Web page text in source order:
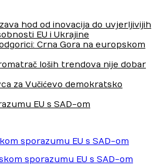
hod od inovacija do uvjerljivijih
EU i Ukrajine
Crna Gora na europskom
loših trendova nije dobar
za Vučićevo demokratsko
EU s SAD-om
sporazumu EU s SAD-om
sporazumu EU s SAD-om